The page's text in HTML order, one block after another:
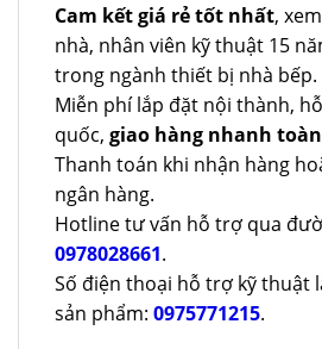
Cam kết giá rẻ tốt nhất,
nhà, nhân viên kỹ thuật 15
trong ngành thiết bị nhà bếp.
Miễn phí lắp đặt nội thành,
quốc, giao hàng nhanh
Thanh toán khi nhận hàng
ngân hàng.
Hotline tư vấn hỗ trợ qua
0978028661.
Số điện thoại hỗ trợ kỹ thuật
sản phẩm: 0975771215.